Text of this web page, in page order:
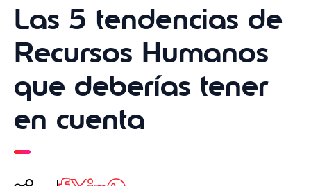
Las 5 tendencias de
Recursos Humanos
que deberías tener
en cuenta